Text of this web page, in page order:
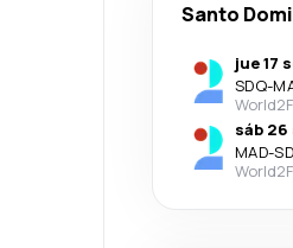
Santo
jue 17
SDQ-
sáb 26
MAD-